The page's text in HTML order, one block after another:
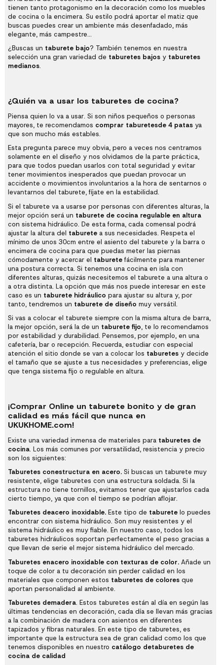
tienen tanto protagonismo en la decoración como los muebles
de cocina o la encimera. Su estilo podrá aportar el matiz que
buscas puedes crear un ambiente más desenfadado, más
elegante, más campestre...
¿Buscas un taburete bajo? También tenemos en nuestra
selección una gran variedad de taburetes bajos y taburetes
medianos.
¿Quién va a usar los taburetes de cocina?
Piensa quien lo va a usar. Si son niños pequeños o personas
mayores, te recomendamos comprar taburetesde 4 patas ya
que son mucho más estables.
Esta pregunta parece muy obvia, pero a veces nos centramos
solamente en el diseño y nos olvidamos de la parte práctica,
para que todos puedan usarlos con total seguridad y evitar
tener movimientos inesperados que puedan provocar un
accidente o movimientos involuntarios a la hora de sentarnos o
levantarnos del taburete, fíjate en la estabilidad.
Si el taburete va a usarse por personas con diferentes alturas, la
mejor opción será un taburete de cocina regulable en altura
con sistema hidráulico. De esta forma, cada comensal podrá
ajustar la altura del taburete a sus necesidades. Respeta el
mínimo de unos 30cm entre el asiento del taburete y la barra o
encimera de cocina para que puedas meter las piernas
cómodamente y acercar el taburetefácilmente para mantener
una postura correcta. Si tenemos una cocina en isla con
diferentes alturas, quizás necesitemos el taburete a una altura o
a otra distinta. La opción que más nos puede interesar en este
caso es un taburete hidráulico para ajustar su altura y, por
tanto, tendremos un taburete de diseño muy versátil.
Si vas a colocar el taburete siempre con la misma altura de barra,
la mejor opción, será la de un taburete fijo, te lo recomendamos
por estabilidad y durabilidad. Pensemos, por ejemplo, en una
cafetería, bar o recepción. Recuerda, estudiar con especial
atención el sitio donde se van a colocar los taburetes y decide
el tamaño que se ajuste a tus necesidades y preferencias, elige
que tenga sistema fijo o regulable en altura.
¡Comprar Online un taburete bonito y de gran
calidad es más fácil que nunca en
UKUKHOME.com!
Existe una variedad inmensa de materiales para taburetes de
cocina. Los más comunes por versatilidad, resistencia y precio
son los siguientes:
Taburetes conestructura en acero. Si buscas un taburete muy
resistente, elige taburetes con una estructura soldada. Si la
estructura no tiene tornillos, evitamos tener que ajustarlos cada
cierto tiempo, ya que con el tiempo se podrían aflojar.
Taburetes deacero inoxidable.Este tipo de taburete lo puedes
encontrar con sistema hidráulico. Son muy resistentes y el
sistema hidráulico es muy fiable. En nuestro caso, todos los
taburetes hidráulicos soportan perfectamente el peso gracias a
que llevan de serie el mejor sistema hidráulico del mercado.
Taburetes enacero inoxidable con texturas de color.Añade un
toque de color a tu decoración sin perder calidad en los
materiales que componen estos taburetes de coloresque
aportan personalidad al ambiente.
Taburetes demadera. Estos taburetes están al día en según las
últimas tendencias en decoración, cada día se llevan más gracias
a la combinación de madera con asientos en diferentes
tapizados y fibras naturales. En este tipo de taburetes, es
importante que la estructura sea de gran calidad como los que
tenemos disponibles en nuestro catálogo detaburetes de
cocina de calidad